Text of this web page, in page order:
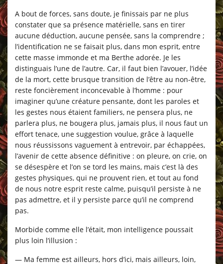
A bout de forces, sans doute, je finissais par ne plus
constater que sa présence matérielle, sans en tirer
aucune déduction, aucune pensée, sans la comprendre ;
l’identification ne se faisait plus, dans mon esprit, entre
cette masse immonde et ma Berthe adorée. Je les
distinguais l’une de l’autre. Car, il faut bien l’avouer, l’idée
de la mort, cette brusque transition de l’être au non-être,
reste foncièrement inconcevable à l’homme : pour
imaginer qu’une créature pensante, dont les paroles et
les gestes nous étaient familiers, ne pensera plus, ne
parlera plus, ne bougera plus, jamais plus, il nous faut un
effort tenace, une suggestion voulue, grâce à laquelle
nous réussissons vaguement à entrevoir, par échappées,
l’avenir de cette absence définitive : on pleure, on crie, on
se désespère et l’on se tord les mains, mais c’est là des
gestes physiques, qui ne prouvent rien, et tout au fond
de nous notre esprit reste calme, puisqu’il persiste à ne
pas admettre, et il y persiste parce qu’il ne comprend
pas.
Morbide comme elle l’était, mon intelligence poussait
plus loin l’illusion :
— Ma femme est ailleurs, hors d’ici, mais ailleurs, loin,